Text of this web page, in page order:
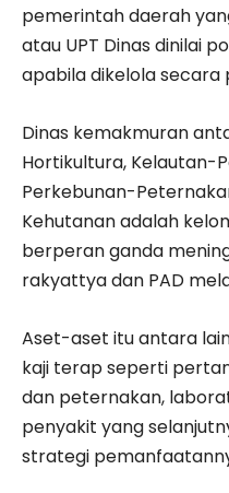
pemerintah daerah
atau UPT Dinas dinilai
apabila dikelola secara
Dinas kemakmuran
Hortikultura, Kelautan-
Perkebunan-
Kehutanan adalah
berperan ganda
rakyattya dan PAD
Aset-aset itu antara
kaji terap seperti
dan peternakan,
penyakit yang
strategi